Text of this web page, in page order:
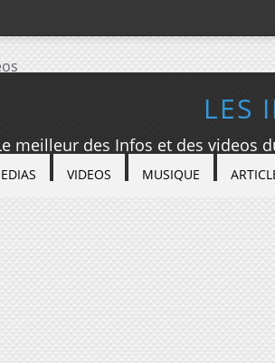
LES
meilleur des Infos et des videos
VIDEOS MUSIQUE